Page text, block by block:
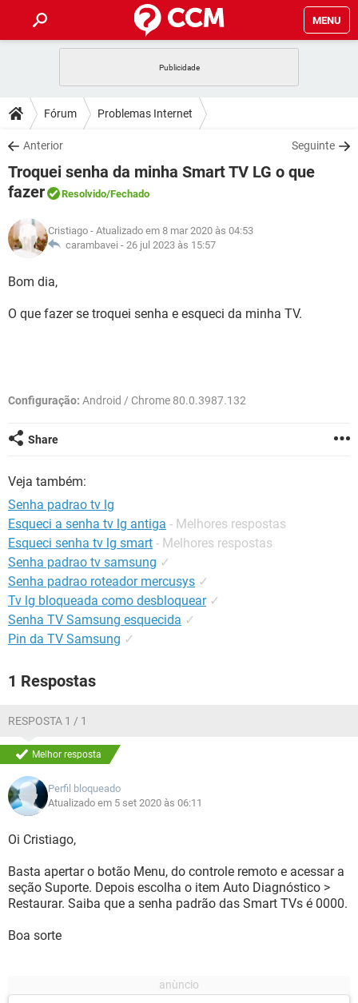
MENU
CELULAR FACEBOOK
OUTLOOK
INSTAGRAM GMAIL
GUIA DE COMPRAS
DICAS
JOGOS WHATSAPP
OUTLOOK
GUIA DE COMPRAS
DOWNLOADS
JOGOS WHATSAPP
CELULAR
OUTLOOK EXCEL
INSTAGRAM
GUIA DE COMPRAS
FÓRUM
CELULAR FACEBOOK
GUIA DE COMPRAS
GLOSSÁRIO
JOGOS
CELULAR
OUTLOOK EXCEL
Fórum Problemas Internet
Anterior Seguinte
Troquei senha da minha Smart TV LG o que
fazer
Resolvido/Fechado
Cristiago - Atualizado em 8 mar 2020 às 04:53
carambavei - 26 jul 2023 às 15:57
Bom dia,
O que fazer se troquei senha e esqueci da minha TV.
Configuração: Android / Chrome 80.0.3987.132
Share
Veja também:
Senha padrao tv lg
Esqueci a senha tv lg antiga - Melhores respostas
Esqueci senha tv lg smart - Melhores respostas
Senha padrao tv samsung ✓
Senha padrao roteador mercusys ✓
Tv lg bloqueada como desbloquear ✓
Senha TV Samsung esquecida ✓
Pin da TV Samsung ✓
1 Respostas
RESPOSTA 1 / 1
Melhor resposta
Perfil bloqueado
Atualizado em 5 set 2020 às 06:11
Oi Cristiago,
Basta apertar o botão Menu, do controle remoto e acessar a
seção Suporte. Depois escolha o item Auto Diagnóstico >
Restaurar. Saiba que a senha padrão das Smart TVs é 0000.
Boa sorte